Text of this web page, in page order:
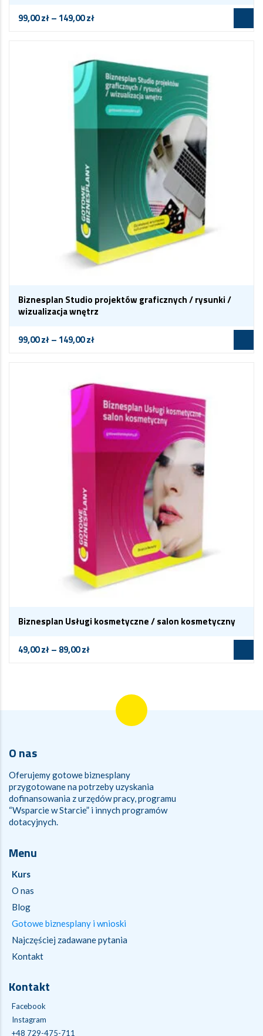
99,00zł– 149,00zł
Biznesplan Studio projektów graficznych / rysunki /
wizualizacja wnętrz
99,00zł– 149,00zł
Biznesplan Usługi kosmetyczne / salon kosmetyczny
49,00zł– 89,00zł
O nas
Oferujemy gotowe biznesplany
przygotowane na potrzeby uzyskania
dofinansowania z urzędów pracy, programu
“Wsparcie w Starcie” i innych programów
dotacyjnych.
Menu
Kurs
O nas
Blog
Gotowe biznesplany i wnioski
Najczęściej zadawane pytania
Kontakt
Kontakt
Facebook
Instagram
+48 729-475-711